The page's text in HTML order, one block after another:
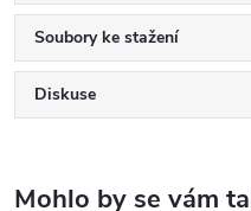
Soubory ke stažení
Diskuse